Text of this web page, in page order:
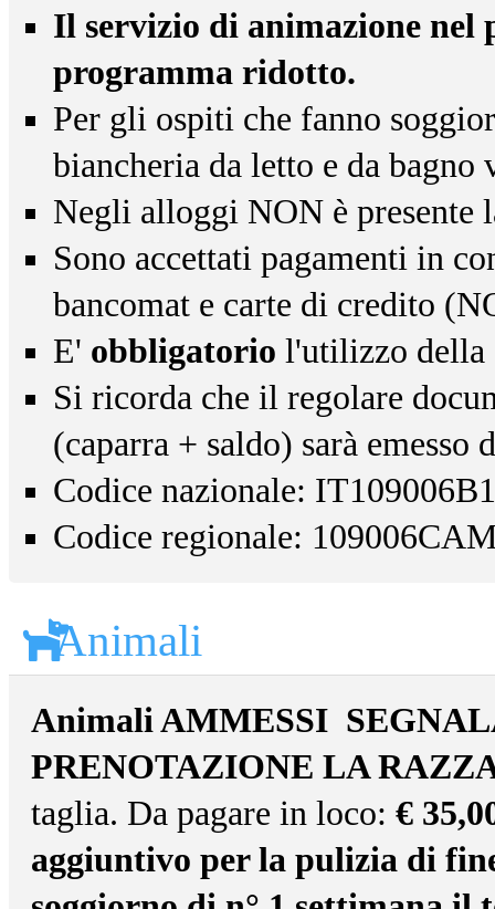
Il servizio di animazione nel
programma ridotto.
Per gli ospiti che fanno
biancheria da letto e da
Negli alloggi NON è presente
Sono accettati pagamenti in
bancomat e carte di credito
E' obbligatorio l'utilizzo della
Si ricorda che il regolare
(caparra + saldo) sarà
Codice nazionale:
Codice regionale:
Animali
Animali AMMESSI
PRENOTAZIONE LA
taglia. Da pagare in loco: €
aggiuntivo per la pulizia di